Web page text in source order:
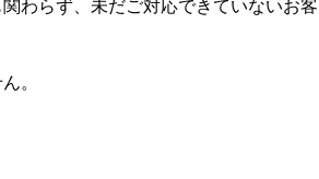
わらず、未だご対応できていないお客
。